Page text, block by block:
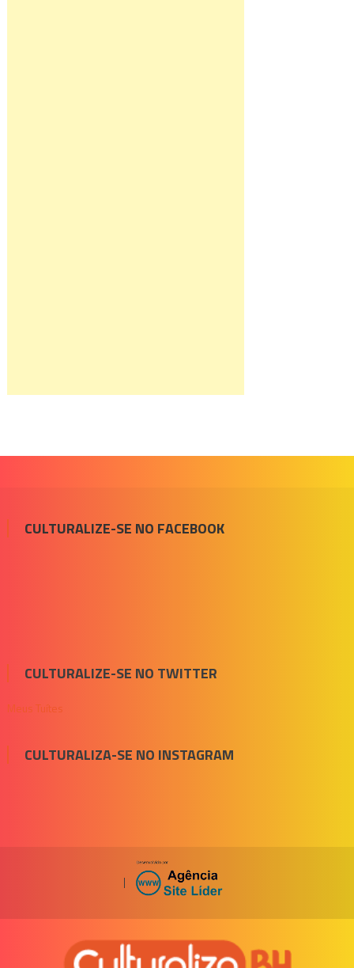
CULTURALIZE-SE NO FACEBOOK
CULTURALIZE-SE NO TWITTER
Meus Tuítes
CULTURALIZA-SE NO INSTAGRAM
|